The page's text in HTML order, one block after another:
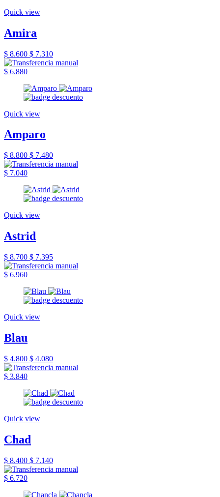
Quick view
Amira
$ 8.600 $ 7.310
$ 6.880
Quick view
Amparo
$ 8.800 $ 7.480
$ 7.040
Quick view
Astrid
$ 8.700 $ 7.395
$ 6.960
Quick view
Blau
$ 4.800 $ 4.080
$ 3.840
Quick view
Chad
$ 8.400 $ 7.140
$ 6.720